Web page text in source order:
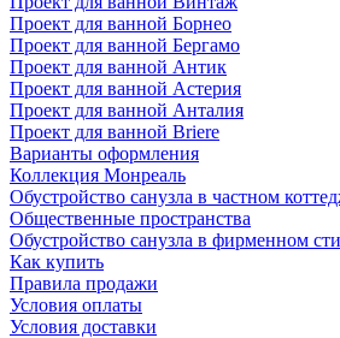
Проект для ванной Борнео
Проект для ванной Бергамо
Проект для ванной Антик
Проект для ванной Астерия
Проект для ванной Анталия
Проект для ванной Briere
Варианты оформления
Коллекция Монреаль
Обустройство санузла в частном
Общественные пространства
Обустройство санузла в фирменном
Как купить
Правила продажи
Условия оплаты
Условия доставки